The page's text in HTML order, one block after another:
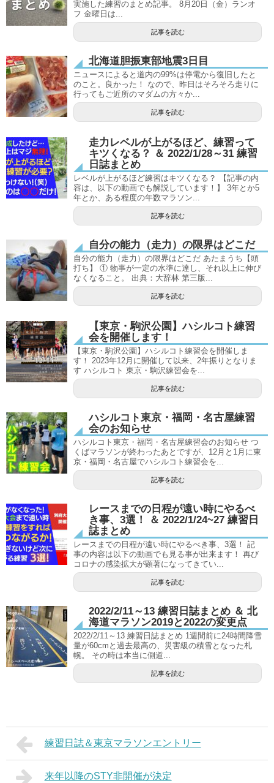
実施した練習のまとめ記事。 8月20日（金）ランオ
フ 金曜日は...
記事を読む
北海道胆振東部地震3日目
ニュースによると道内の99%は停電から復旧したと
のこと。良かった！ なので、昨日はそろそろ走りに
行ってもご近所のマダムの方々か...
記事を読む
走力レベルが上がるほど、練習って
キツくなる？ ＆ 2022/1/28～31 練習
日誌まとめ
レベルが上がるほど練習はキツくなる？ 【記事の内
容は、以下の動画でも解説しています！】 3年とか5
年とか、ある程度の年数マラソン...
記事を読む
自分の能力（走力）の限界はどこだ
自分の能力（走力）の限界はどこだ あたまうち【頭
打ち】 ① 物事が一定の水準に達し、それ以上に伸び
なくなること。 出典：大辞林 第三版...
記事を読む
【東京・駒沢公園】ハシルコト練習
会を開催します！
【東京・駒沢公園】ハシルコト練習会を開催しま
す！ 2023年12月に開催して以来、2年振りとなりま
す ハシルコト 東京・駒沢練習会を...
記事を読む
ハシルコト東京・福岡・名古屋練習
会のお知らせ
ハシルコト東京・福岡・名古屋練習会のお知らせ つ
くばマラソンが終わったあとですが、12月と1月に東
京・福岡・名古屋でハシルコト練習会を...
記事を読む
レースまでの日程が遠い時にやるべ
き事、3選！ ＆ 2022/1/24~27 練習日
誌まとめ
レースまでの日程が遠い時にやるべき事、3選！ 記
事の内容は以下の動画でも見る事が出来ます！ 再び
コロナの感染拡大が顕著になってきてい...
記事を読む
2022/2/11～13 練習日誌まとめ ＆ 北
海道マラソン2019と2022の変更点
2022/2/11～13 練習日誌まとめ 1週間前に24時間降雪
量が60cmと過去最高の、災害級の積雪となった札
幌。 その時は本当に側道...
記事を読む
練習日誌＆東京マラソンエントリー
来年以降のSTY非開催が決定